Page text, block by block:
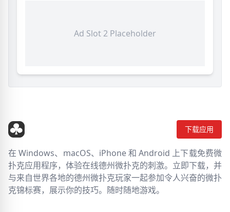
Ad Slot 2 Placeholder
下载应用
在 Windows、macOS、iPhone 和 Android 上下载免费微
扑克应用程序，体验在线德州微扑克的刺激。立即下载，并
与来自世界各地的德州微扑克玩家一起参加令人兴奋的微扑
克锦标赛，展示你的技巧。随时随地游戏。